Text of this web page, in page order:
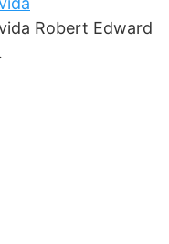
Robert Edward